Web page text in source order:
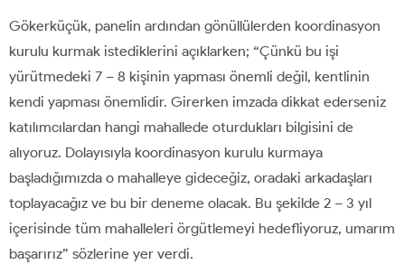
Gökerküçük, panelin ardından gönüllülerden koordinasyon
kurulu kurmak istediklerini açıklarken; “Çünkü bu işi
yürütmedeki 7 – 8 kişinin yapması önemli değil, kentlinin
kendi yapması önemlidir. Girerken imzada dikkat ederseniz
katılımcılardan hangi mahallede oturdukları bilgisini de
alıyoruz. Dolayısıyla koordinasyon kurulu kurmaya
başladığımızda o mahalleye gideceğiz, oradaki arkadaşları
toplayacağız ve bu bir deneme olacak. Bu şekilde 2 – 3 yıl
içerisinde tüm mahalleleri örgütlemeyi hedefliyoruz, umarım
başarırız” sözlerine yer verdi.